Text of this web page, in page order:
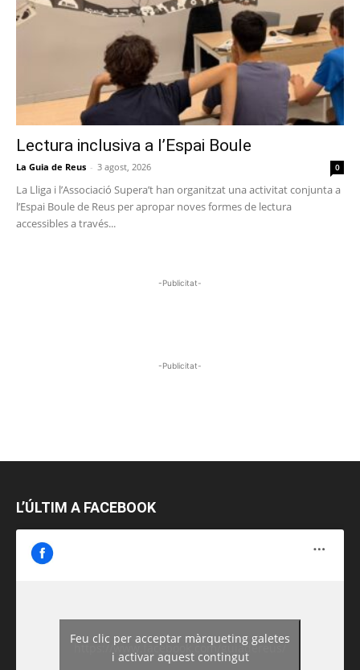
Lectura inclusiva a l’Espai Boule
La Guia de Reus - 3 agost, 2026 0
La Lliga i l’Associació Supera’t han organitzat una activitat conjunta a
l’Espai Boule de Reus per apropar noves formes de lectura
accessibles a través...
-Publicitat-
-Publicitat-
L’ÚLTIM A FACEBOOK
https://www.facebook.com/guiadereus/
Feu clic per acceptar màrqueting galetes
i activar aquest contingut